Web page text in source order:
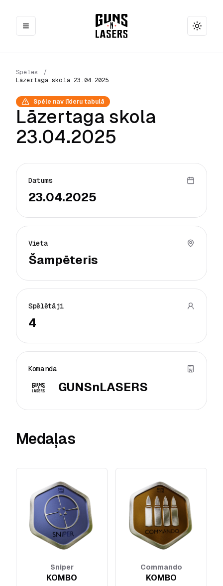
Toggle
Spēles
/
Lāzertaga skola 23.04.2025
Spēle nav līderu tabulā
Lāzertaga skola
23.04.2025
Datums
23.04.2025
Vieta
Šampēteris
Spēlētāji
4
Komanda
GUNSnLASERS
Medaļas
Sniper
KOMBO
Commando
KOMBO